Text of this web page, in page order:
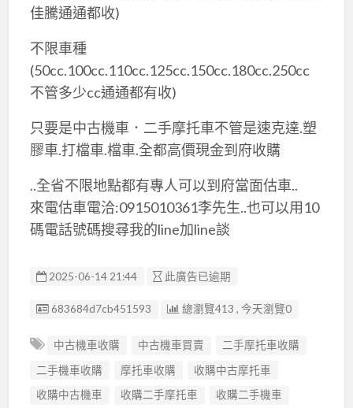
佳騰通通都收)
不限車種
(50cc.100cc.110cc.125cc.150cc.180cc.250cc
不管多少cc通通都有收)
只要是中古機車．二手摩托車不管是速克達.塑
膠車.打檔車.檔車.全都高價現金到府收購
..全省不限地點都有專人可以到府當面估車..
來電估車電洽:0915010361李先生..也可以用10
碼電話號碼搜尋我的line加line談
2025-06-14 21:44 此廣告已逾期
廣告编號
683684d7cb451593 總瀏覽413 , 今天瀏覽0
中古機車收購 中古機車買賣
二手摩托車收購
二手機車收購
摩托車收購
收購中古摩托車
收購中古機車
收購二手摩托車
收購二手機車